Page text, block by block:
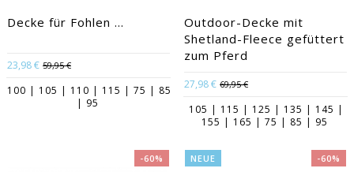
Decke für Fohlen ...
23,98 € 59,95 €
100 | 105 | 110 | 115 | 75 | 85
| 95
Outdoor-Decke mit
Shetland-Fleece gefüttert
zum Pferd
27,98 € 69,95 €
105 | 115 | 125 | 135 | 145 |
155 | 165 | 75 | 85 | 95
-60% NEUE -60%